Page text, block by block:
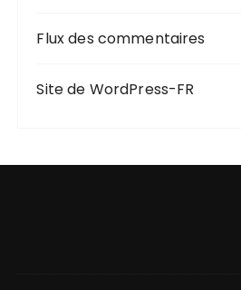
Flux des commentaires
Site de WordPress-FR